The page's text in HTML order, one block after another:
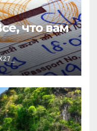
что вам